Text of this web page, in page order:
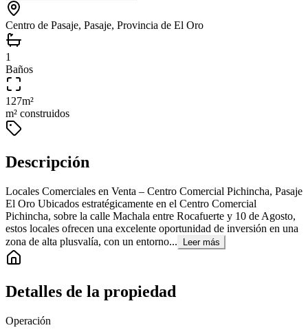
Centro de Pasaje, Pasaje, Provincia de El Oro
1
Baños
127m²
m² construidos
Descripción
Locales Comerciales en Venta – Centro Comercial Pichincha, Pasaje
El Oro Ubicados estratégicamente en el Centro Comercial
Pichincha, sobre la calle Machala entre Rocafuerte y 10 de Agosto,
estos locales ofrecen una excelente oportunidad de inversión en una
zona de alta plusvalía, con un entorno...
Leer más
Detalles de la propiedad
Operación